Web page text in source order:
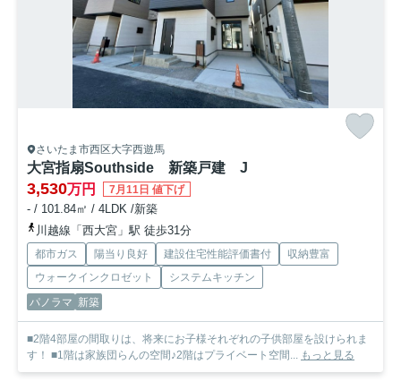
さいたま市西区大字西遊馬
大宮指扇Southside 新築戸建 J
3,530万円 7月11日 値下げ
- / 101.84㎡ / 4LDK /新築
川越線「西大宮」駅 徒歩31分
都市ガス 陽当り良好 建設住宅性能評価書付
収納豊富
ウォークインクロゼット
システムキッチン
パノラマ 新築
■2階4部屋の間取りは、将来にお子様それぞれの子供部屋を設けられま
す！ ■1階は家族団らんの空間♪2階はプライベート空間... もっと見る